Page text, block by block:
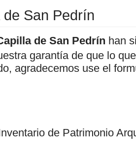
de San Pedrín
de San Pedrín han
garantía de que lo
agradecemos use el
de Patrimonio